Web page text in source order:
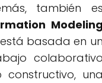
también es
Modeling
basada en un
colaborativo
una